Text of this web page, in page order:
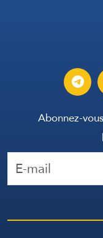
Abonnez-